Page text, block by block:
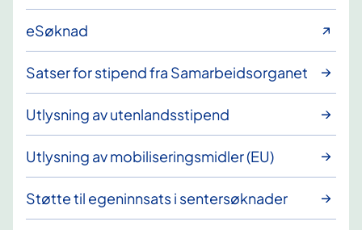
eSøknad
Satser for stipend fra Samarbeidsorganet
Utlysning av utenlandsstipend
Utlysning av mobiliseringsmidler (EU)
Støtte til egeninnsats i sentersøknader